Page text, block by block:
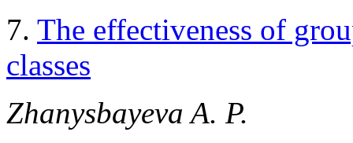
7. The effectiveness of
classes
Zhanysbayeva A. P.